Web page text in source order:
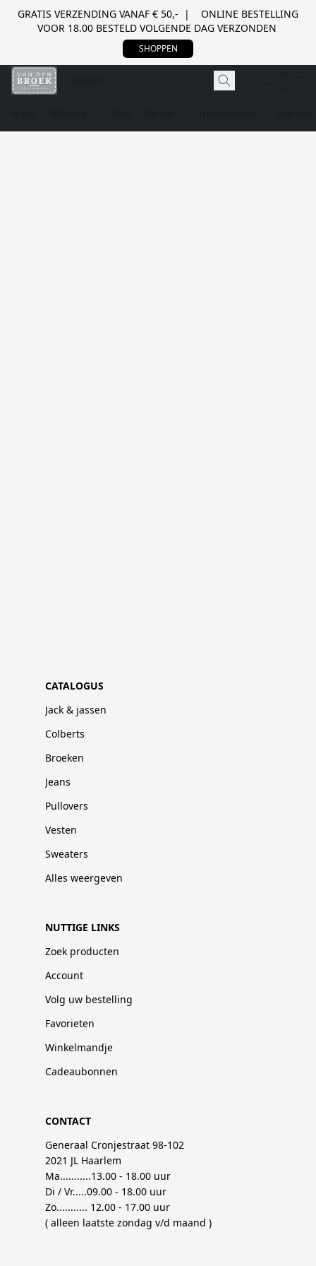
GRATIS VERZENDING VANAF € 50,- | ONLINE BESTELLING
VOOR 18.00 BESTELD VOLGENDE DAG VERZONDEN
SHOPPEN
CATALOGUS
Jack & jassen
Colberts
Broeken
Jeans
Pullovers
Vesten
Sweaters
Alles weergeven
NUTTIGE LINKS
Zoek producten
Account
Volg uw bestelling
Favorieten
Winkelmandje
Cadeaubonnen
CONTACT
Generaal Cronjestraat 98-102
2021 JL Haarlem
Ma...........13.00 - 18.00 uur
Di / Vr.....09.00 - 18.00 uur
Zo........... 12.00 - 17.00 uur
( alleen laatste zondag v/d maand )